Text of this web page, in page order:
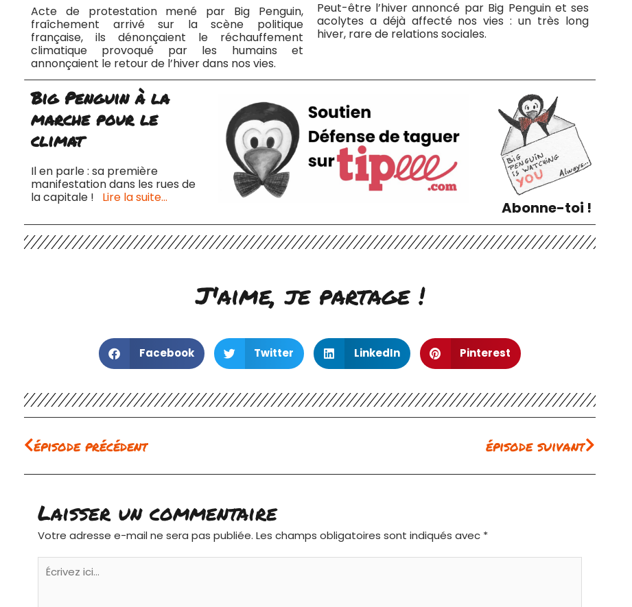
Acte de protestation mené par Big Penguin,
fraîchement arrivé sur la scène politique
française, ils dénonçaient le réchauffement
climatique provoqué par les humains et
annonçaient le retour de l’hiver dans nos vies.
Peut-être l’hiver annoncé par Big Penguin et ses
acolytes a déjà affecté nos vies : un très long
hiver, rare de relations sociales.
Big Penguin à la
marche pour le
climat
Il en parle : sa première
manifestation dans les rues de
la capitale ! Lire la suite…
Abonne-toi !
J'aime, je partage !
Facebook Twitter LinkedIn Pinterest
Précédent
épisode précédent épisode suivant
Suivant
Laisser un commentaire
Votre adresse e-mail ne sera pas publiée. Les champs obligatoires sont indiqués avec *
Écrivez
ici…